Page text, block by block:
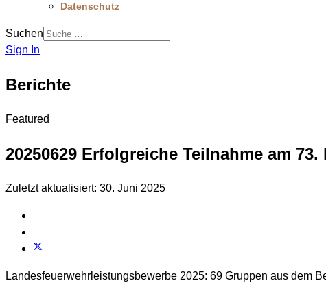
Datenschutz
Suchen
Sign In
Berichte
Featured
20250629 Erfolgreiche Teilnahme am 73.
Zuletzt aktualisiert: 30. Juni 2025
Landesfeuerwehrleistungsbewerbe 2025: 69 Gruppen aus dem